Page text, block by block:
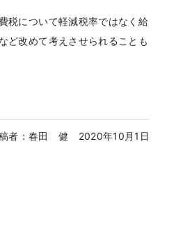
税について軽減税率ではなく給
ど改めて考えさせられることも
者：春田 健 2020年10月1日